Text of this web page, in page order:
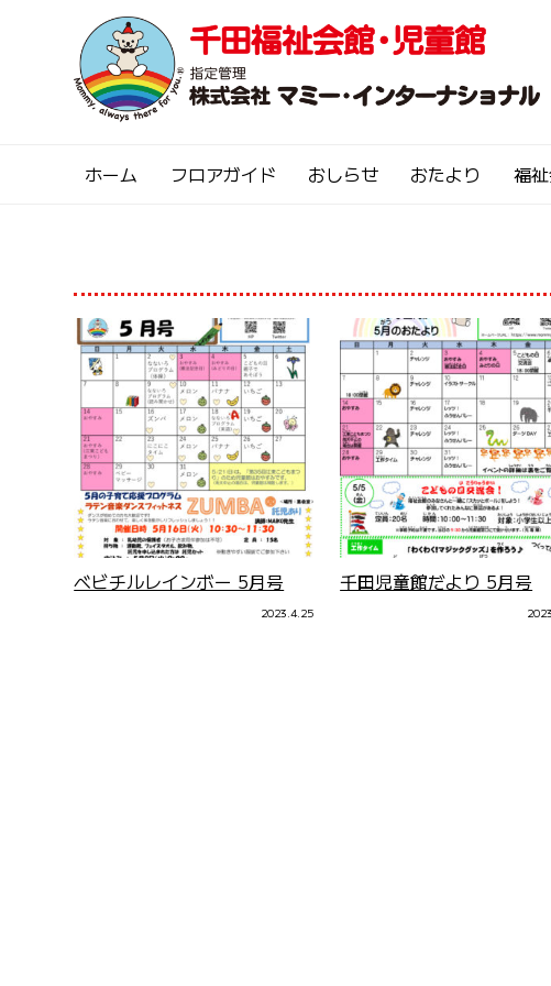
ホーム フロアガイド おしらせ おたより 福
ベビチルレインボー 5月号
2023.4.25
千田児童館だより 5月号